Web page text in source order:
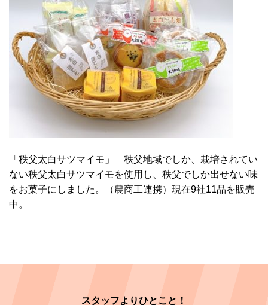
「秩父太白サツマイモ」 秩父地域でしか、栽培されてい
ない秩父太白サツマイモを使用し、秩父でしか出せない味
をお菓子にしました。（農商工連携）現在9社11品を販売
中。
スタッフよりひとこと！